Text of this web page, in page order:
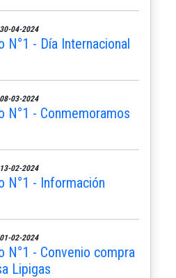
30-04-2024
N°1 - Día Internacional
08-03-2024
N°1 - Conmemoramos
13-02-2024
N°1 - Información
01-02-2024
N°1 - Convenio compra
Lipigas